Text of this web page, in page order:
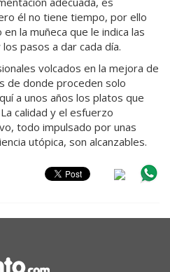
él no tiene tiempo, por ello
la muñeca que le indica las
pasos a dar cada día.
volcados en la mejora de
de donde proceden solo
a unos años los platos que
calidad y el esfuerzo
todo impulsado por unas
utópica, son alcanzables.